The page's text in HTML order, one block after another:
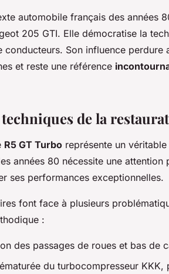
automobile français des années
205 GTI. Elle démocratise la
conducteurs. Son influence
et reste une référence
de la
R5 GT Turbo représente un
années 80 nécessite une
ses performances exceptionnelles.
font face à plusieurs
:
des passages de roues et bas de
du turbocompresseur